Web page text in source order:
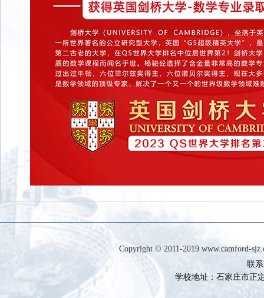
Copyright © 2011-2019 www.camford-
联
学校地址：石家庄市正